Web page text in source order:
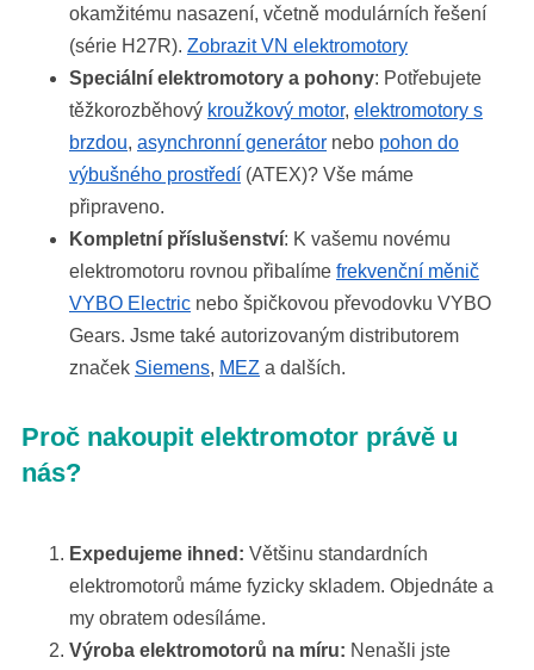
okamžitému nasazení, včetně modulárních řešení
(série H27R). Zobrazit VN elektromotory
Speciální elektromotory a pohony: Potřebujete
těžkorozběhový kroužkový motor, elektromotory s
brzdou, asynchronní generátor nebo pohon do
výbušného prostředí (ATEX)? Vše máme
připraveno.
Kompletní příslušenství: K vašemu novému
elektromotoru rovnou přibalíme frekvenční měnič
VYBO Electric nebo špičkovou převodovku VYBO
Gears. Jsme také autorizovaným distributorem
značek Siemens, MEZ a dalších.
Proč nakoupit elektromotor právě u
nás?
Expedujeme ihned: Většinu standardních
elektromotorů máme fyzicky skladem. Objednáte a
my obratem odesíláme.
Výroba elektromotorů na míru: Nenašli jste